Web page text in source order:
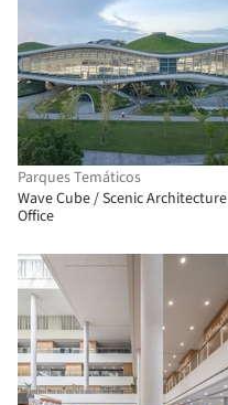
Parques Temáticos
Wave Cube / Scenic Architecture
Office